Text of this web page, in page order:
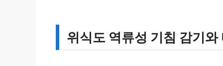
위식도 역류성 기침 감기와